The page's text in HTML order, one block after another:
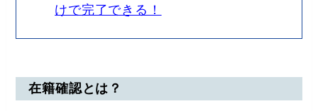
けで完了できる！
在籍確認とは？